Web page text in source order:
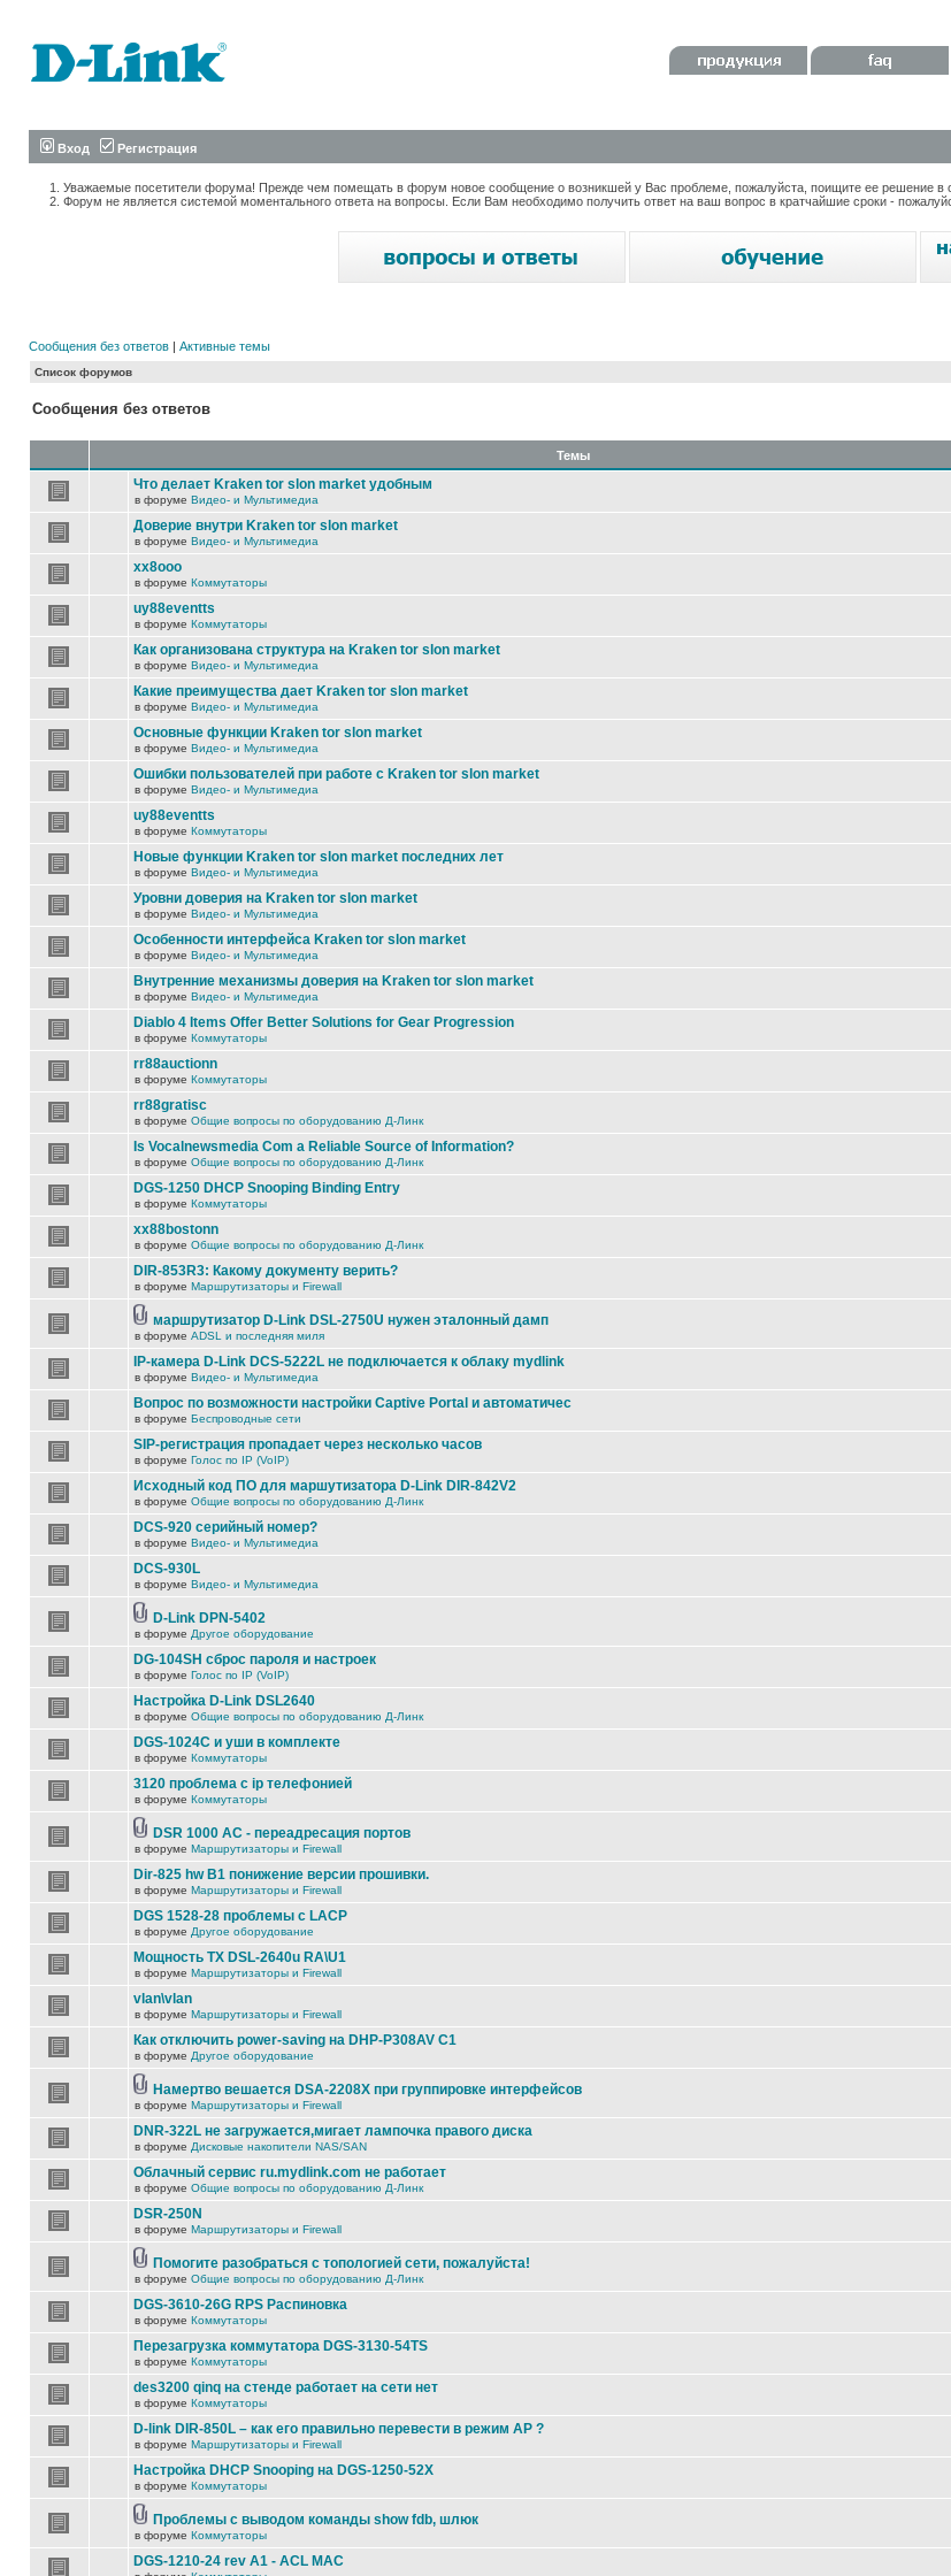
Вход Регистрация
Уважаемые посетители форума! Прежде чем помещать в форум новое сообщение о возникшей у Вас проблеме, пожалуйста, поищите ее решение в
Форум не является системой моментального ответа на вопросы. Если Вам необходимо получить ответ на ваш вопрос в кратчайшие сроки -
Сообщения без ответов | Активные темы
Список форумов
Сообщения без ответов
Темы
Что делает Kraken tor slon market удобным
в форуме Видео- и Мультимедиа
Доверие внутри Kraken tor slon market
в форуме Видео- и Мультимедиа
xx8ooo
в форуме Коммутаторы
uy88eventts
в форуме Коммутаторы
Как организована структура на Kraken tor slon market
в форуме Видео- и Мультимедиа
Какие преимущества дает Kraken tor slon market
в форуме Видео- и Мультимедиа
Основные функции Kraken tor slon market
в форуме Видео- и Мультимедиа
Ошибки пользователей при работе с Kraken tor slon market
в форуме Видео- и Мультимедиа
uy88eventts
в форуме Коммутаторы
Новые функции Kraken tor slon market последних лет
в форуме Видео- и Мультимедиа
Уровни доверия на Kraken tor slon market
в форуме Видео- и Мультимедиа
Особенности интерфейса Kraken tor slon market
в форуме Видео- и Мультимедиа
Внутренние механизмы доверия на Kraken tor slon market
в форуме Видео- и Мультимедиа
Diablo 4 Items Offer Better Solutions for Gear Progression
в форуме Коммутаторы
rr88auctionn
в форуме Коммутаторы
rr88gratisc
в форуме Общие вопросы по оборудованию Д-Линк
Is Vocalnewsmedia Com a Reliable Source of Information?
в форуме Общие вопросы по оборудованию Д-Линк
DGS-1250 DHCP Snooping Binding Entry
в форуме Коммутаторы
xx88bostonn
в форуме Общие вопросы по оборудованию Д-Линк
DIR-853R3: Какому документу верить?
в форуме Маршрутизаторы и Firewall
маршрутизатор D-Link DSL-2750U нужен эталонный дамп
в форуме ADSL и последняя миля
IP-камера D-Link DCS-5222L не подключается к облаку mydlink
в форуме Видео- и Мультимедиа
Вопрос по возможности настройки Captive Portal и автоматичес
в форуме Беспроводные сети
SIP-регистрация пропадает через несколько часов
в форуме Голос по IP (VoIP)
Исходный код ПО для маршутизатора D-Link DIR-842V2
в форуме Общие вопросы по оборудованию Д-Линк
DCS-920 серийный номер?
в форуме Видео- и Мультимедиа
DCS-930L
в форуме Видео- и Мультимедиа
D-Link DPN-5402
в форуме Другое оборудование
DG-104SH сброс пароля и настроек
в форуме Голос по IP (VoIP)
Настройка D-Link DSL2640
в форуме Общие вопросы по оборудованию Д-Линк
DGS-1024C и уши в комплекте
в форуме Коммутаторы
3120 проблема с ip телефонией
в форуме Коммутаторы
DSR 1000 AC - переадресация портов
в форуме Маршрутизаторы и Firewall
Dir-825 hw B1 понижение версии прошивки.
в форуме Маршрутизаторы и Firewall
DGS 1528-28 проблемы с LACP
в форуме Другое оборудование
Мощность TX DSL-2640u RA\U1
в форуме Маршрутизаторы и Firewall
vlan\vlan
в форуме Маршрутизаторы и Firewall
Как отключить power-saving на DHP-P308AV C1
в форуме Другое оборудование
Намертво вешается DSA-2208X при группировке интерфейсов
в форуме Маршрутизаторы и Firewall
DNR-322L не загружается,мигает лампочка правого диска
в форуме Дисковые накопители NAS/SAN
Облачный сервис ru.mydlink.com не работает
в форуме Общие вопросы по оборудованию Д-Линк
DSR-250N
в форуме Маршрутизаторы и Firewall
Помогите разобраться с топологией сети, пожалуйста!
в форуме Общие вопросы по оборудованию Д-Линк
DGS-3610-26G RPS Распиновка
в форуме Коммутаторы
Перезагрузка коммутатора DGS-3130-54TS
в форуме Коммутаторы
des3200 qinq на стенде работает на сети нет
в форуме Коммутаторы
D-link DIR-850L – как его правильно перевести в режим AP ?
в форуме Маршрутизаторы и Firewall
Настройка DHCP Snooping на DGS-1250-52X
в форуме Коммутаторы
Проблемы с выводом команды show fdb, шлюк
в форуме Коммутаторы
DGS-1210-24 rev A1 - ACL MAC